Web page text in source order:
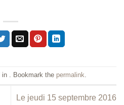
. Bookmark the permalink
Le jeudi 15 septembre 2016